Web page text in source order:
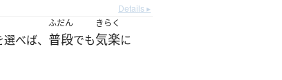
Details ▸
べば、
ふだん
普段でも
きらく
気楽に